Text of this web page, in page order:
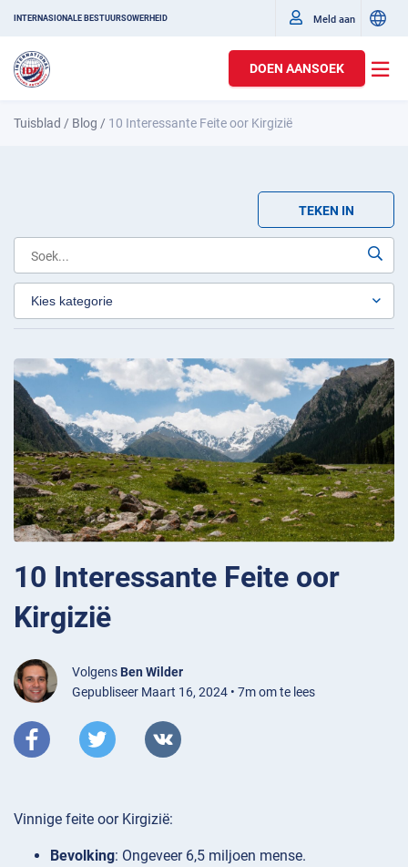
INTERNASIONALE BESTUURSOWERHEID Meld aan
DOEN AANSOEK
Tuisblad / Blog / 10 Interessante Feite oor Kirgizië
TEKEN IN
10 Interessante Feite oor
Kirgizië
Volgens Ben Wilder
Gepubliseer Maart 16, 2024 • 7m om te lees
Vinnige feite oor Kirgizië:
Bevolking: Ongeveer 6,5 miljoen mense.